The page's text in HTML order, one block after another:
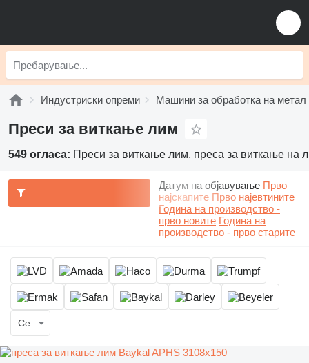
Индустриски опреми Машини за обработка на метал
Преси за виткање лим
549 огласа: Преси за виткање лим, преса за виткање на
Датум на објавување Прво
најскапите Прво најевтините
Година на производство -
прво новите Година на
производство - прво старите
Се